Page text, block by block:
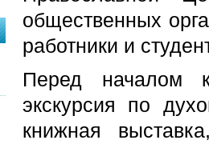
общественных
работники и
Перед началом
экскурсия по
книжная